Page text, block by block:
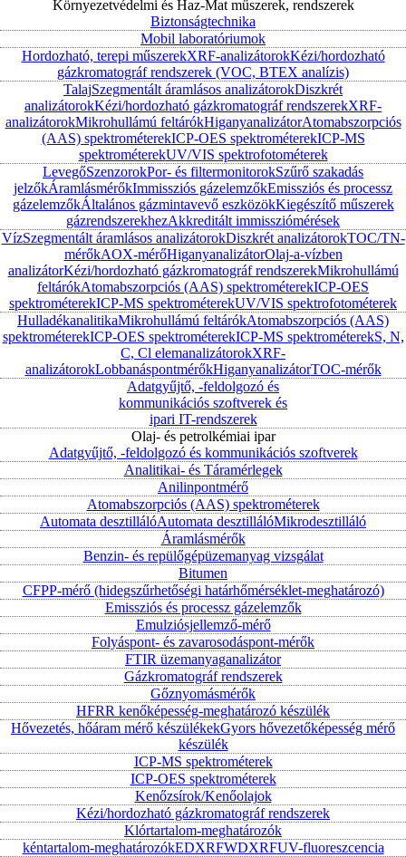
Környezetvédelmi és Haz-Mat műszerek, rendszerek
Biztonságtechnika
Mobil laboratóriumok
Hordozható, terepi műszerekXRF-analizátorokKézi/hordozható
gázkromatográf rendszerek (VOC, BTEX analízis)
TalajSzegmentált áramlásos analizátorokDiszkrét
analizátorokKézi/hordozható gázkromatográf rendszerekXRF-
analizátorokMikrohullámú feltárókHiganyanalizátorAtomabszorpciós
(AAS) spektrométerekICP-OES spektrométerekICP-MS
spektrométerekUV/VIS spektrofotométerek
LevegőSzenzorokPor- és filtermonitorokSzűrő szakadás
jelzőkÁramlásmérőkImmissziós gázelemzőkEmissziós és processz
gázelemzőkÁltalános gázmintavevő eszközökKiegészítő műszerek
gázrendszerekhezAkkreditált immissziómérések
VízSzegmentált áramlásos analizátorokDiszkrét analizátorokTOC/TN-
mérőkAOX-mérőHiganyanalizátorOlaj-a-vízben
analizátorKézi/hordozható gázkromatográf rendszerekMikrohullámú
feltárókAtomabszorpciós (AAS) spektrométerekICP-OES
spektrométerekICP-MS spektrométerekUV/VIS spektrofotométerek
HulladékanalitikaMikrohullámú feltárókAtomabszorpciós (AAS)
spektrométerekICP-OES spektrométerekICP-MS spektrométerekS, N,
C, Cl elemanalizátorokXRF-
analizátorokLobbanáspontmérőkHiganyanalizátorTOC-mérők
Adatgyűjtő, -feldolgozó és
kommunikációs szoftverek és
ipari IT-rendszerek
Olaj- és petrolkémiai ipar
Adatgyűjtő, -feldolgozó és kommunikációs szoftverek
Analitikai- és Táramérlegek
Anilinpontmérő
Atomabszorpciós (AAS) spektrométerek
Automata desztillálóAutomata desztillálóMikrodesztilláló
Áramlásmérők
Benzin- és repülőgépüzemanyag vizsgálat
Bitumen
CFPP-mérő (hidegszűrhetőségi határhőmérséklet-meghatározó)
Emissziós és processz gázelemzők
Emulziósjellemző-mérő
Folyáspont- és zavarosodáspont-mérők
FTIR üzemanyaganalizátor
Gázkromatográf rendszerek
Gőznyomásmérők
HFRR kenőképesség-meghatározó készülék
Hővezetés, hőáram mérő készülékekGyors hővezetőképesség mérő
készülék
ICP-MS spektrométerek
ICP-OES spektrométerek
Kenőzsírok/Kenőolajok
Kézi/hordozható gázkromatográf rendszerek
Klórtartalom-meghatározók
kéntartalom-meghatározókEDXRFWDXRFUV-fluoreszcencia